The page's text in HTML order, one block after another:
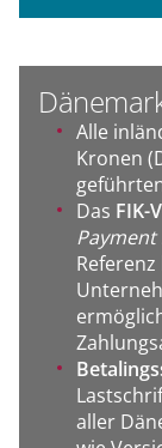
Alle
Kronen
Das FIK-
Payment
aller